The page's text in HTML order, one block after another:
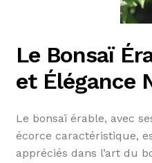
Le Bonsaï
et Élégance
Le bonsaï érable, avec
écorce caractéristique,
appréciés dans l’art du